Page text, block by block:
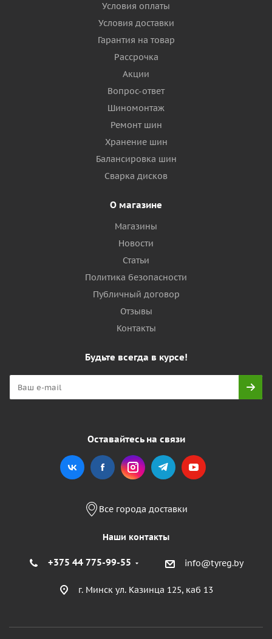
Условия оплаты
Условия доставки
Гарантия на товар
Рассрочка
Акции
Вопрос-ответ
Шиномонтаж
Ремонт шин
Хранение шин
Балансировка шин
Сварка дисков
О магазине
Магазины
Новости
Статьи
Политика безопасности
Публичный договор
Отзывы
Контакты
Будьте всегда в курсе!
Оставайтесь на связи
Все города доставки
Наши контакты
+375 44 775-99-55 info@tyreg.by
г. Минск ул. Казинца 125, каб 13